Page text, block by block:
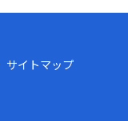
サイトマップ